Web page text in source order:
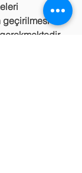
geçirilmesi ve